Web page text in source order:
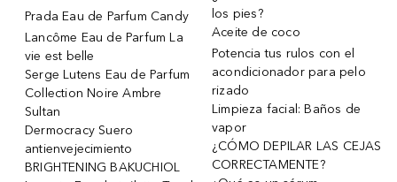
Prada Eau de Parfum Candy
Lancôme Eau de Parfum La
vie est belle
Serge Lutens Eau de Parfum
Collection Noire Ambre
Sultan
Dermocracy Suero
antienvejecimiento
BRIGHTENING BAKUCHIOL
los pies?
Aceite de coco
Potencia tus rulos con el
acondicionador para pelo
rizado
Limpieza facial: Baños de
vapor
¿CÓMO DEPILAR LAS CEJAS
CORRECTAMENTE?